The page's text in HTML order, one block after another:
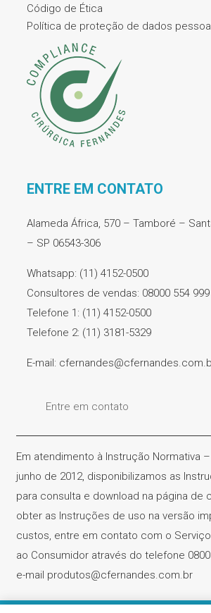
Código de Ética
Política de proteção de dados
ENTRE EM CONTATO
Alameda África, 570 – Tamboré –
– SP 06543-306
Whatsapp: (11) 4152-0500
Consultores de vendas: 08000 554 999
Telefone 1: (11) 4152-0500
Telefone 2: (11) 3181-5329
E-mail:
Entre em contato
Em atendimento à Instrução Normativa
junho de 2012, disponibilizamos as
para consulta e download na página de
obter as Instruções de uso na versão
custos, entre em contato com o
ao Consumidor através do telefone
e-mail produtos@cfernandes.com.br